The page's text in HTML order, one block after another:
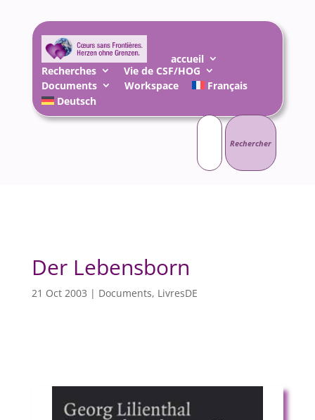
accueil
Recherches
Vie de CSF/HOG
Documents
Workspace
Français
Deutsch
Rechercher :
Der Lebensborn
21 Oct 2003 | Documents, LivresDE